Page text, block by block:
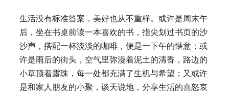
生活没有标准答案，美好也从不重样。或许是周末午
后，坐在书桌前读一本喜欢的书，指尖划过书页的沙
沙声，搭配一杯淡淡的咖啡，便是一下午的惬意；或
许是雨后的街头，空气里弥漫着泥土的清香，路边的
小草顶着露珠，每一处都充满了生机与希望；又或许
是和家人朋友的小聚，谈天说地，分享生活的喜怒哀